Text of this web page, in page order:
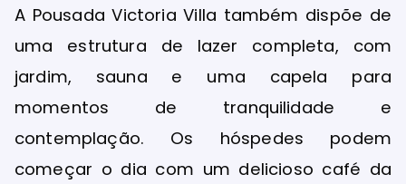
A Pousada Victoria Villa também dispõe de
uma estrutura de lazer completa, com
jardim, sauna e uma capela para
momentos de tranquilidade e
contemplação. Os hóspedes podem
começar o dia com um delicioso café da